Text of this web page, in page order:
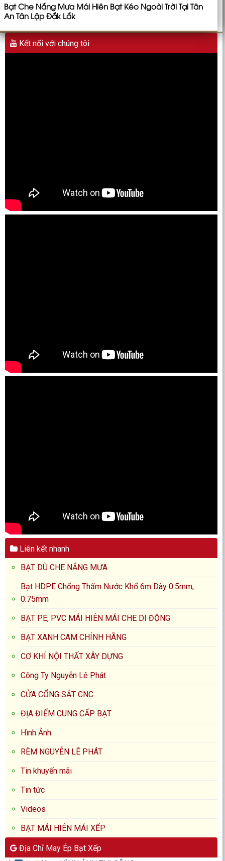
Bạt Che Nắng Mưa Mái Hiên Bạt Kéo Ngoài Trời Tại Tân
An Tân Lập Đắk Lắk
Kết nối với chúng tôi
Liên kết nhanh
BẠT DÙ CHE NẮNG MƯA
Bạt HDPE Chống Thấm Nước Khổ 6m Dày 0.5mm,
0.75mm
BẠT PE, PVC MÁI HIÊN MÁI CHE DI ĐỘNG
BẠT XANH CAM CHÍNH HÃNG
CƠ KHÍ NỘI THẤT XÂY DỰNG
Công Ty Nguyễn Lê Phát
CỬA CỔNG SẮT CNC
ĐỊA ĐIỂM CUNG CẤP BẠT
Hình Ảnh
RÈM NGUYỄN LÊ PHÁT
Tin khuyến mãi
Tin tức
Videos
BẠT MÁI HIÊN MÁI XẾP
Địa Chỉ May Ép Bạt Xếp